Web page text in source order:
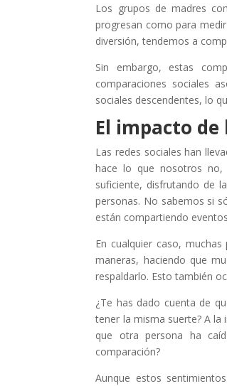
Los grupos de madres
progresan como para
diversión, tendemos a
Sin embargo, estas
comparaciones sociales
sociales descendentes, lo
El impacto de
Las redes sociales han
hace lo que nosotros no,
suficiente, disfrutando de
personas. No sabemos si
están compartiendo
En cualquier caso,
maneras, haciendo que
respaldarlo. Esto también
¿Te has dado cuenta de
tener la misma suerte? A la
que otra persona ha
comparación?
Aunque estos